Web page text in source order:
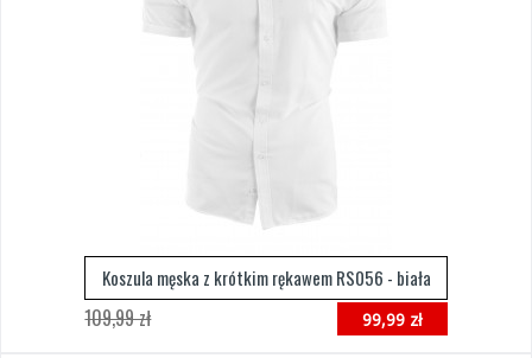
Koszula męska z krótkim rękawem RS056 - biała
99,99 zł
109,99 zł